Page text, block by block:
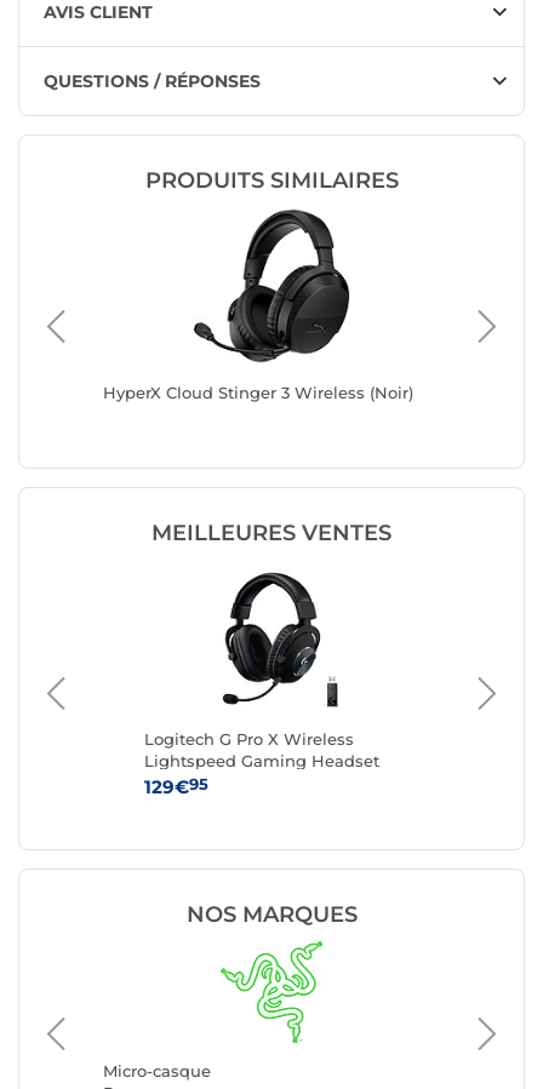
AVIS CLIENT
QUESTIONS / RÉPONSES
PRODUITS SIMILAIRES
HyperX Cloud Stinger 3 Wireless (Noir)
MEILLEURES VENTES
Logitech G Pro X Wireless
Lightspeed Gaming Headset
(Noir)
129€95
NOS MARQUES
Micro-casque
Micro-